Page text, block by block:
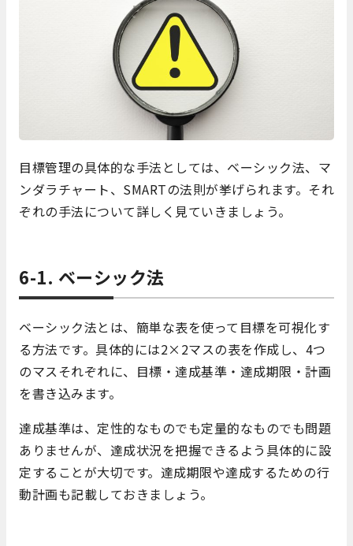
目標管理の具体的な手法としては、ベーシック法、マ
ンダラチャート、SMARTの法則が挙げられます。それ
ぞれの手法について詳しく見ていきましょう。
6-1. ベーシック法
ベーシック法とは、簡単な表を使って目標を可視化す
る方法です。具体的には2×2マスの表を作成し、4つ
のマスそれぞれに、目標・達成基準・達成期限・計画
を書き込みます。
達成基準は、定性的なものでも定量的なものでも問題
ありませんが、達成状況を把握できるよう具体的に設
定することが大切です。達成期限や達成するための行
動計画も記載しておきましょう。